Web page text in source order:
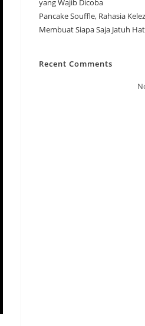
yang Wajib Dicoba
Pancake Souffle, Rahasia
Membuat Siapa Saja Jatuh
Recent Comments